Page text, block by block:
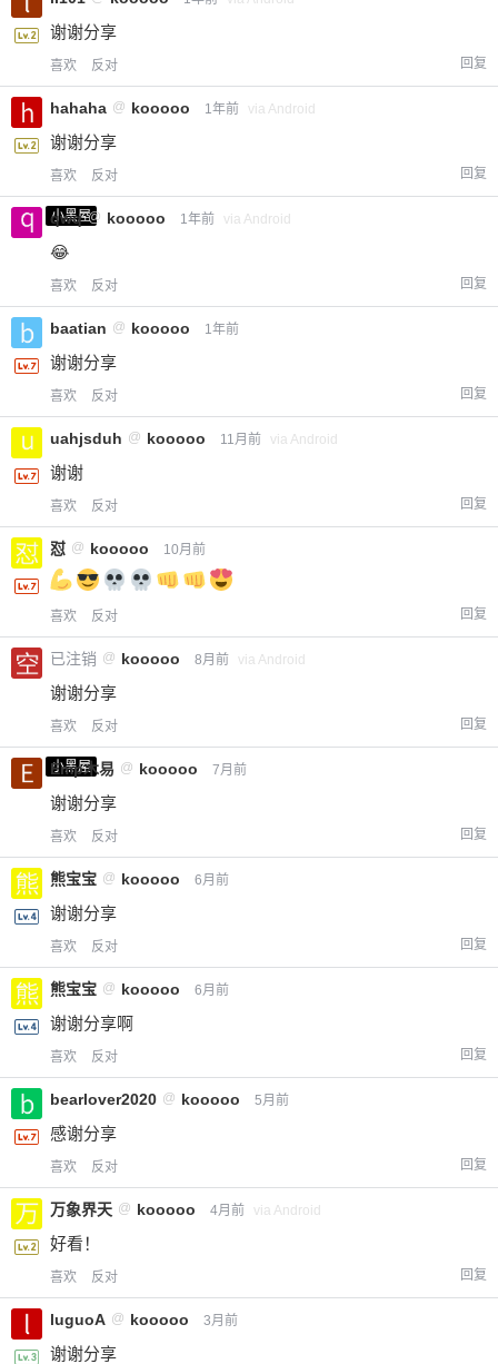
谢谢分享
喜欢 反对 回复
hahaha @ kooooo 1年前 via Android
谢谢分享
喜欢 反对 回复
小黑屋
qwq @ kooooo 1年前 via Android
😂
喜欢 反对 回复
baatian @ kooooo 1年前
谢谢分享
喜欢 反对 回复
uahjsduh @ kooooo 11月前 via Android
谢谢
喜欢 反对 回复
怼 @ kooooo 10月前
喜欢 反对 回复
已注销 @ kooooo 8月前 via Android
谢谢分享
喜欢 反对 回复
小黑屋
Emp木易 @ kooooo 7月前
谢谢分享
喜欢 反对 回复
熊宝宝 @ kooooo 6月前
谢谢分享
喜欢 反对 回复
熊宝宝 @ kooooo 6月前
谢谢分享啊
喜欢 反对 回复
bearlover2020 @ kooooo 5月前
感谢分享
喜欢 反对 回复
万象界天 @ kooooo 4月前 via Android
好看！
喜欢 反对 回复
luguoA @ kooooo 3月前
谢谢分享